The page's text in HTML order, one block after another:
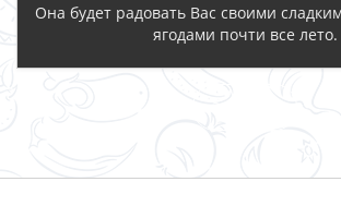
Она будет радовать Вас своими
ягодами почти все лето.